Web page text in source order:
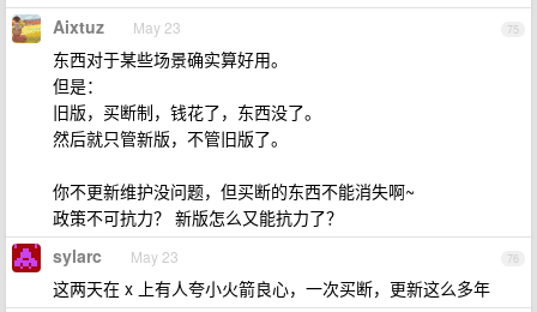
75
Aixtuz May 23
东西对于某些场景确实算好用。
但是：
旧版，买断制，钱花了，东西没了。
然后就只管新版，不管旧版了。
你不更新维护没问题，但买断的东西不能消失啊~
政策不可抗力？ 新版怎么又能抗力了？
76
sylarc May 23
这两天在 x 上有人夸小火箭良心，一次买断，更新这么多年